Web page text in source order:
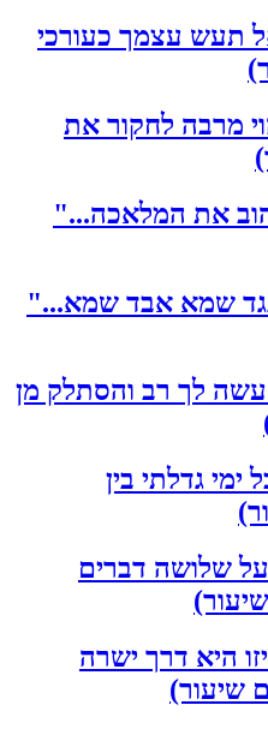
תעש עצמך כעורכי
מרבה לחקור את
את המלאכה..."
שמא אבד שמא..."
לך רב והסתלק מן
גדלתי בין
שלושה דברים
היא דרך ישרה
שיעור)